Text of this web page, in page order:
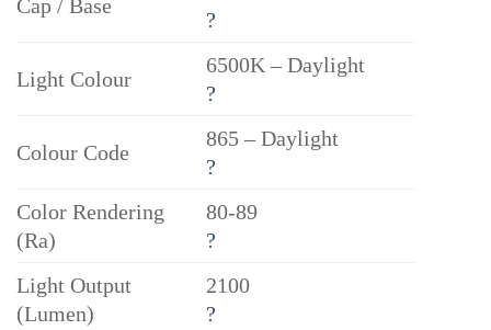
Cap / Base
?
Light Colour
6500K – Daylight
?
Colour Code
865 – Daylight
?
Color Rendering
(Ra)
80-89
?
Light Output
(Lumen)
2100
?